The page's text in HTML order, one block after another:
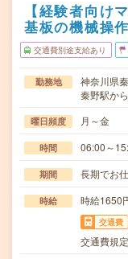
【経験者向け
基板の機械操
交通費別途支給あり
勤務地
神奈川県
秦野駅か
曜日頻度 月～金
時間 06:00～
期間 長期でお
時給 時給1650
交通費
交通費規